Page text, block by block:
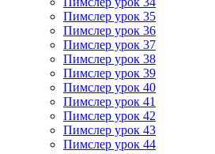
Пимслер урок 35
Пимслер урок 36
Пимслер урок 37
Пимслер урок 38
Пимслер урок 39
Пимслер урок 40
Пимслер урок 41
Пимслер урок 42
Пимслер урок 43
Пимслер урок 44